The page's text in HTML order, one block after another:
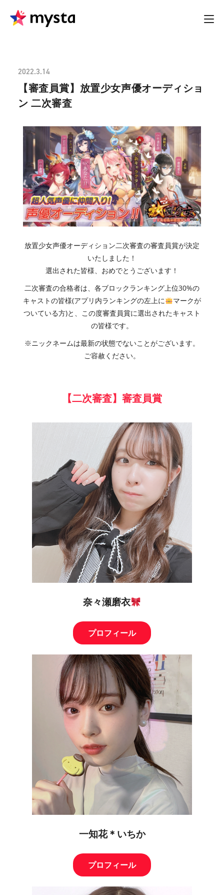
2022.3.14
【審査員賞】放置少女声優オーディショ
ン 二次審査
放置少女声優オーディション二次審査の審査員賞が決定
いたしました！
選出された皆様、おめでとうございます！
二次審査の合格者は、各ブロックランキング上位30%の
キャストの皆様(アプリ内ランキングの左上に
マークが
ついている方)と、この度審査員賞に選出されたキャスト
の皆様です。
※ニックネームは最新の状態でないことがございます。
ご容赦ください。
【二次審査】審査員賞
奈々瀬磨衣
プロフィール
一知花＊いちか
プロフィール